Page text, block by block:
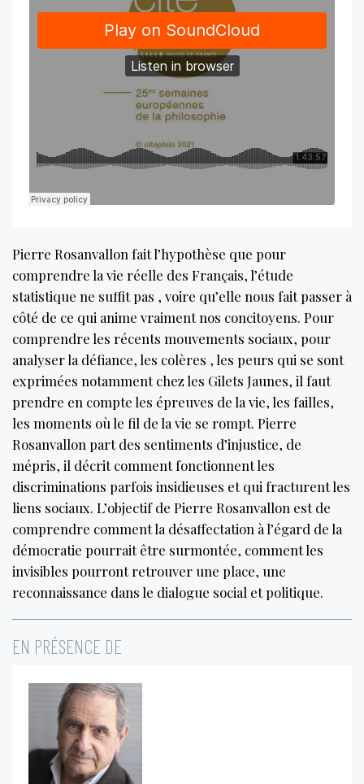
Pierre Rosanvallon fait l’hypothèse que pour
comprendre la vie réelle des Français, l’étude
statistique ne suffit pas , voire qu’elle nous fait passer à
côté de ce qui anime vraiment nos concitoyens. Pour
comprendre les récents mouvements sociaux, pour
analyser la défiance, les colères , les peurs qui se sont
exprimées notamment chez les Gilets Jaunes, il faut
prendre en compte les épreuves de la vie, les failles,
les moments où le fil de la vie se rompt. Pierre
Rosanvallon part des sentiments d’injustice, de
mépris, il décrit comment fonctionnent les
discriminations parfois insidieuses et qui fracturent les
liens sociaux. L’objectif de Pierre Rosanvallon est de
comprendre comment la désaffectation à l’égard de la
démocratie pourrait être surmontée, comment les
invisibles pourront retrouver une place, une
reconnaissance dans le dialogue social et politique.
EN PRÉSENCE DE